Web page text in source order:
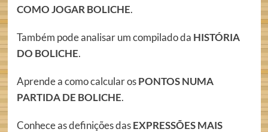
COMO JOGAR BOLICHE.
Também pode analisar um compilado da HISTÓRIA
DO BOLICHE.
Aprende a como calcular osPONTOS NUMA
PARTIDA DE BOLICHE.
Conhece as definições dasEXPRESSÕES MAIS